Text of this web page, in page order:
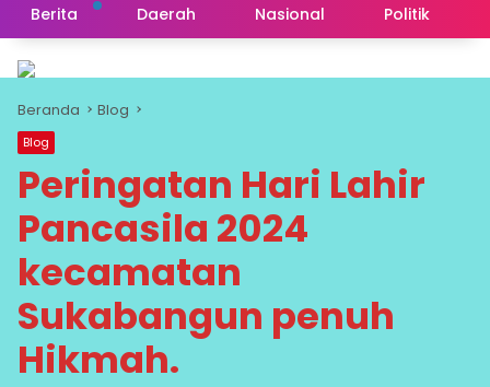
Berita Daerah Nasional Politik
Beranda Blog
Blog
Peringatan Hari Lahir
Pancasila 2024
kecamatan
Sukabangun penuh
Hikmah.